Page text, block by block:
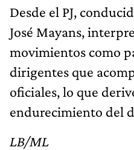
Desde el PJ,
José Mayans,
movimientos como
dirigentes que
oficiales, lo que
endurecimiento del
LB/ML